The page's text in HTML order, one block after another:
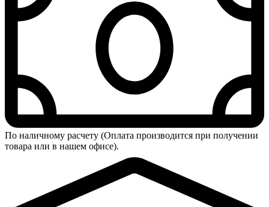
По наличному расчету (Оплата производится при получении
товара или в нашем офисе).